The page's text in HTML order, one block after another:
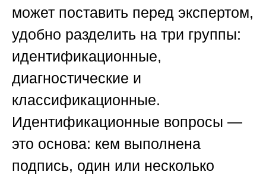
может поставить перед экспертом,
удобно разделить на три группы:
идентификационные,
диагностические и
классификационные.
Идентификационные вопросы —
это основа: кем выполнена
подпись, один или несколько